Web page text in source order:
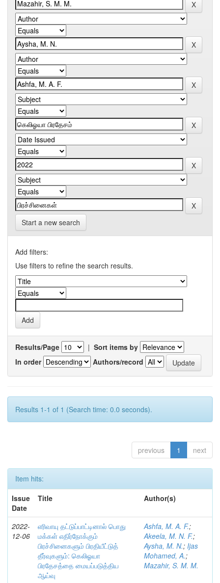
Start a new search
Add filters:
Use filters to refine the search results.
Results/Page | Sort items by
In order
Authors/record
Results 1-1 of 1 (Search time: 0.0 seconds).
previous 1 next
Item hits:
Issue
Date
Title Author(s)
2022-
12-06
எரிவாயு தட்டுப்பாட்டினால் பொது
மக்கள் எதிர்நோக்கும்
பிரச்சினைகளும் பிரதியீட்டுத்
தீர்வுகளும்: கெலிஓயா
பிரதேசத்தை மையப்படுத்திய
ஆய்வு
Ashfa, M. A. F.;
Akeela, M. N. F.;
Aysha, M. N.; Ijas
Mohamed, A.;
Mazahir, S. M. M.